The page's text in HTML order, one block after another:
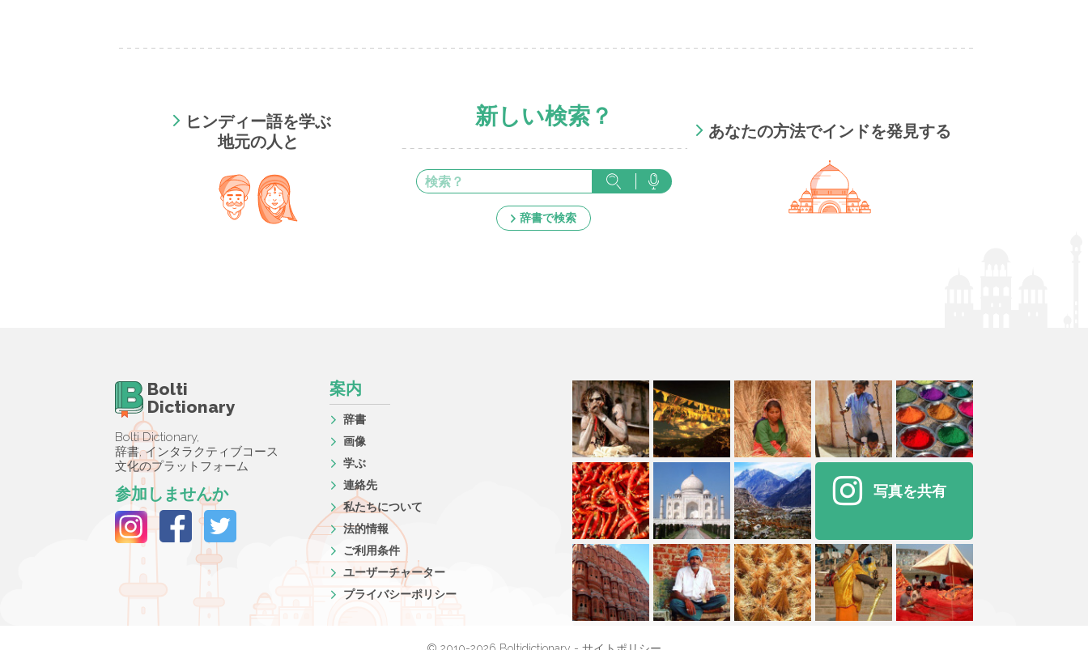
ヒンディー語を学ぶ
地元の人と
新しい検索？
辞書で検索
あなたの方法でインドを発見する
Bolti
Dictionary
Bolti Dictionary,
辞書, インタラクティブコース
文化のプラットフォーム
参加しませんか
案内
辞書
画像
学ぶ
連絡先
私たちについて
法的情報
ご利用条件
ユーザーチャーター
プライバシーポリシー
写真を共有